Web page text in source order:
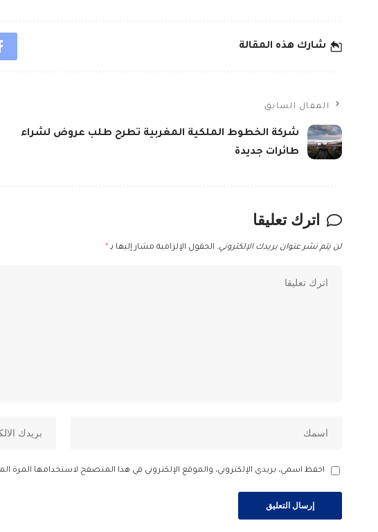
شارك هذه المقالة
المقال السابق
شركة الخطوط الملكية المغربية تطرح طلب عروض لشراء
طائرات جديدة
اترك تعليقا
لن يتم نشر عنوان بريدك الإلكتروني. الحقول الإلزامية مشار إليها بـ *
احفظ اسمي، بريدي الإلكتروني، والموقع الإلكتروني في هذا المتصفح لاستخدامها المرة